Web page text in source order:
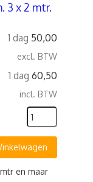
3 x 2 mtr.
1 dag 50,00
excl. BTW
1 dag 60,50
incl. BTW
en maar